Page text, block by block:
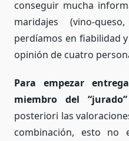
conseguir mucha
maridajes (vino-
perdíamos en fiabilidad
opinión de cuatro
Para empezar
miembro del “jurado”
posteriori las
combinación, esto no